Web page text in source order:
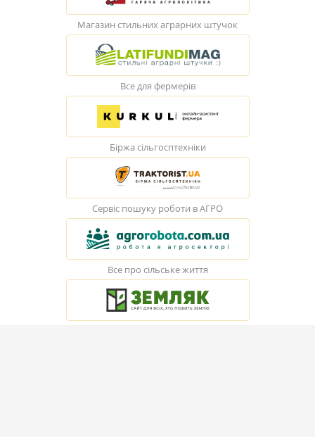
Магазин стильних аграрних штучок
Все для фермерів
Біржа сільгосптехніки
Сервіс пошуку роботи в АГРО
Все про сільське життя